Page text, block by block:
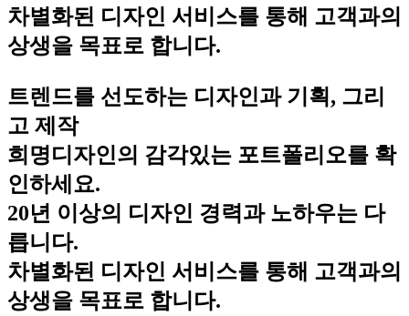
차별화된 디자인 서비스를 통해 고객과의
상생을 목표로 합니다.
트렌드를 선도하는 디자인과 기획, 그리
고 제작
희명디자인의 감각있는 포트폴리오를 확
인하세요.
20년 이상의 디자인 경력과 노하우는 다
릅니다.
차별화된 디자인 서비스를 통해 고객과의
상생을 목표로 합니다.